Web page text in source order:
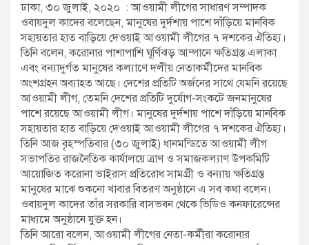
ঢাকা, ৩০ জুলাই, ২০২০ : আওয়ামী লীগের সাধারণ সম্পাদক
ওবায়দুল কাদের বলেছেন, মানুষের দুর্দশায় পাশে দাঁড়িয়ে মানবিক
সহায়তার হাত বাড়িয়ে দেওয়াই আওয়ামী লীগের ৭ দশকের ঐতিহ্য।
তিনি বলেন, করোনার পাশাপাশি ঘূর্ণিঝড় আম্পানে ক্ষতিগ্রস্ত এলাকা
এবং বন্যাদুর্গত মানুষের কল্যাণে দলীয় নেতাকর্মীদের মানবিক
অংশগ্রহন অব্যাহত আছে। দেশের প্রতিটি অর্জনের সাথে যেমনি রয়েছে
আওয়ামী লীগ, তেমনি দেশের প্রতিটি দুর্যোগ-সংকটে জনমানুষের
পাশে রয়েছে আওয়ামী লীগ। মানুষের দুর্দশায় পাশে দাঁড়িয়ে মানবিক
সহায়তার হাত বাড়িয়ে দেওয়াই আওয়ামী লীগের ৭ দশকের ঐতিহ্য।
তিনি আজ বৃহস্পতিবার (৩০ জুলাই) ধানমন্ডিতে আওয়ামী লীগ
সভাপতির রাজনৈতিক কার্যালয়ে ত্রাণ ও সমাজকল্যাণ উপকমিটি
আয়োজিত করোনা ভাইরাস প্রতিরোধ সামগ্রী ও বন্যায় ক্ষতিগ্রস্ত
মানুষের মাঝে শুকনো খাবার বিতরণ অনুষ্ঠানে এ সব কথা বলেন।
ওবায়দুল কাদের তাঁর সরকারি বাসভবন থেকে ভিডিও কনফারেন্সের
মাধ্যমে অনুষ্ঠানে যুক্ত হন।
তিনি আরো বলেন, আওয়ামী লীগের নেতা-কর্মীরা করোনার